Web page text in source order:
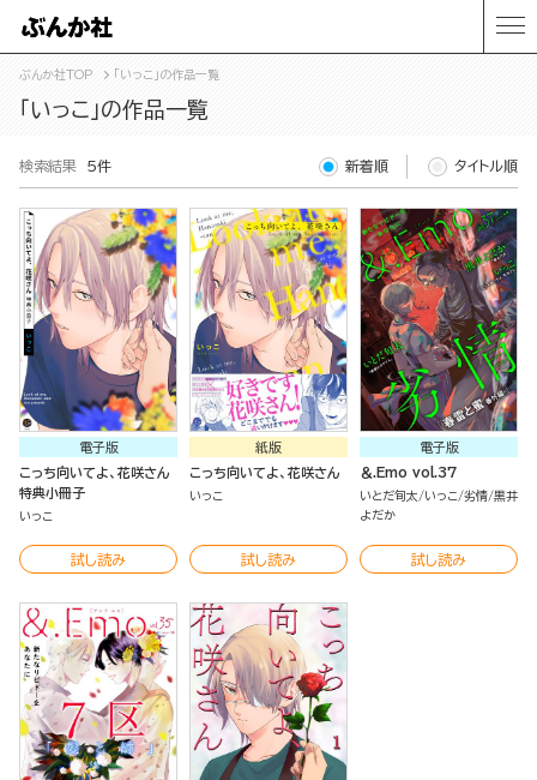
ぶんか社TOP 「いっこ」の作品一覧
「いっこ」の作品一覧
検索結果 5件 新着順 タイトル順
電子版
こっち向いてよ、花咲さん
特典小冊子
いっこ
試し読み
紙版
こっち向いてよ、花咲さん
いっこ
試し読み
電子版
＆.Emo vol.37
いとだ旬太 いっこ 劣情 黒井
よだか
試し読み